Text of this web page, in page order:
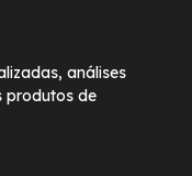
análises
produtos de